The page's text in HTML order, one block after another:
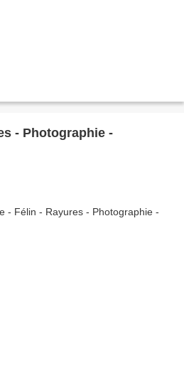
- Photographie -